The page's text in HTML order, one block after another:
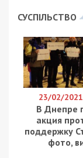
Как
стало
подали
Без него для
и для
означает,
отраслях,
силы. К
Украины, у